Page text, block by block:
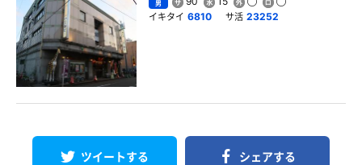
男
イキタイ 6810 サ活 23252
ツイートする シェアする